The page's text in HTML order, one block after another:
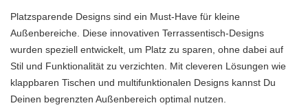
Platzsparende Designs sind ein Must-Have für kleine
Außenbereiche. Diese innovativen Terrassentisch-Designs
wurden speziell entwickelt, um Platz zu sparen, ohne dabei auf
Stil und Funktionalität zu verzichten. Mit cleveren Lösungen wie
klappbaren Tischen und multifunktionalen Designs kannst Du
Deinen begrenzten Außenbereich optimal nutzen.